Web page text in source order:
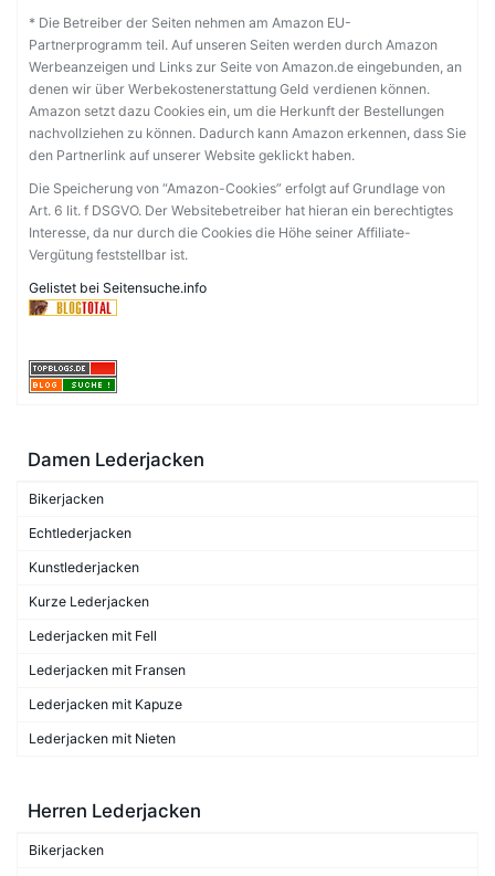
* Die Betreiber der Seiten nehmen am Amazon EU-
Partnerprogramm teil. Auf unseren Seiten werden durch Amazon
Werbeanzeigen und Links zur Seite von Amazon.de eingebunden, an
denen wir über Werbekostenerstattung Geld verdienen können.
Amazon setzt dazu Cookies ein, um die Herkunft der Bestellungen
nachvollziehen zu können. Dadurch kann Amazon erkennen, dass Sie
den Partnerlink auf unserer Website geklickt haben.
Die Speicherung von “Amazon-Cookies” erfolgt auf Grundlage von
Art. 6 lit. f DSGVO. Der Websitebetreiber hat hieran ein berechtigtes
Interesse, da nur durch die Cookies die Höhe seiner Affiliate-
Vergütung feststellbar ist.
Gelistet bei Seitensuche.info
Damen Lederjacken
Bikerjacken
Echtlederjacken
Kunstlederjacken
Kurze Lederjacken
Lederjacken mit Fell
Lederjacken mit Fransen
Lederjacken mit Kapuze
Lederjacken mit Nieten
Herren Lederjacken
Bikerjacken